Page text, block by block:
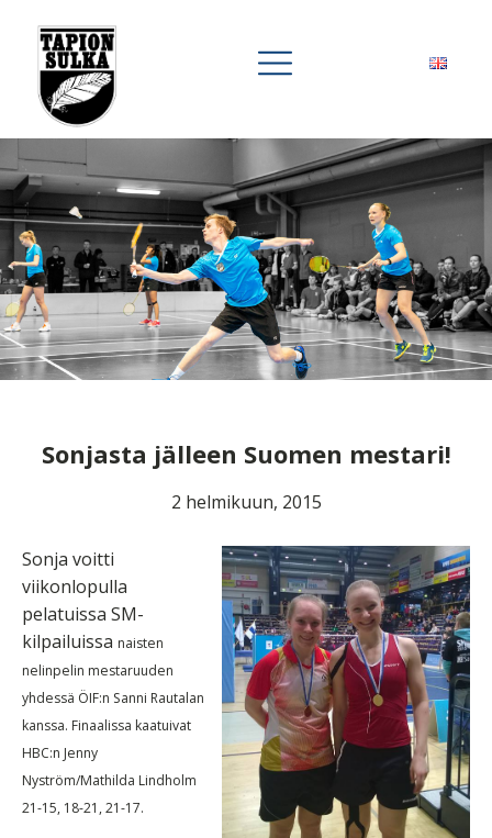
Sonjasta jälleen Suomen mestari!
2 helmikuun, 2015
Sonja voitti
viikonlopulla
pelatuissa SM-
kilpailuissa naisten
nelinpelin mestaruuden
yhdessä ÖIF:n Sanni Rautalan
kanssa. Finaalissa kaatuivat
HBC:n Jenny
Nyström/Mathilda Lindholm
21-15, 18-21, 21-17.